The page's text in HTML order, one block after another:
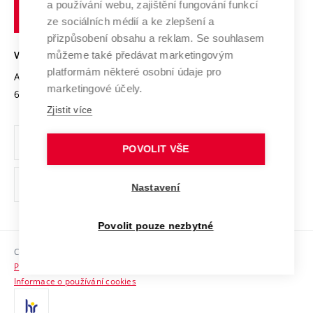
Transfer znalostí
Open Science
Projekty
Projekty ze strukturálních fondů
Specifický výzkum
Mezinárodní dohody
Univerzitní sítě
Podnikavá univerzita / ContriBUTe
Bezpečná univerzita
Vyznamenání
Organizační struktura
Ochrana osobních údajů
odkaz)
Sociální bezpečí
HR Award
technické
VYSOKÉ UČENÍ TECHNICKÉ V BRNĚ
Antonínská 548/1
602 00 Brno
www.vut.cz
vut@vutbr.cz
Copyright © 2026 VUT
Prohlášení o přístupnosti
Informace o používání cookies
a používání webu, zajištění fungování funkcí
ze sociálních médií a ke zlepšení a
přizpůsobení obsahu a reklam. Se souhlasem
můžeme také předávat marketingovým
platformám některé osobní údaje pro
marketingové účely.
Zjistit více
POVOLIT VŠE
Nastavení
Povolit pouze nezbytné